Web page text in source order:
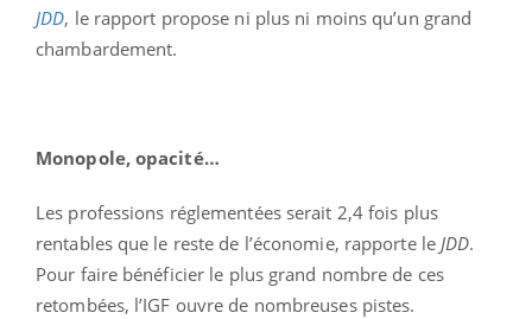
JDD, le rapport propose ni plus ni moins qu’un grand
chambardement.
Monopole, opacité…
Les professions réglementées serait 2,4 fois plus
rentables que le reste de l’économie, rapporte le JDD.
Pour faire bénéficier le plus grand nombre de ces
retombées, l’IGF ouvre de nombreuses pistes.